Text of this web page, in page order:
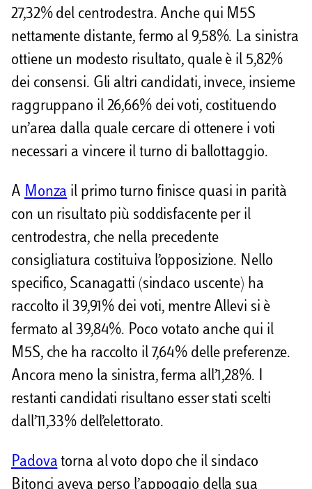
27,32% del centrodestra. Anche qui M5S
nettamente distante, fermo al 9,58%. La sinistra
ottiene un modesto risultato, quale è il 5,82%
dei consensi. Gli altri candidati, invece, insieme
raggruppano il 26,66% dei voti, costituendo
un’area dalla quale cercare di ottenere i voti
necessari a vincere il turno di ballottaggio.
A Monza il primo turno finisce quasi in parità
con un risultato più soddisfacente per il
centrodestra, che nella precedente
consigliatura costituiva l’opposizione. Nello
specifico, Scanagatti (sindaco uscente) ha
raccolto il 39,91% dei voti, mentre Allevi si è
fermato al 39,84%. Poco votato anche qui il
M5S, che ha raccolto il 7,64% delle preferenze.
Ancora meno la sinistra, ferma all’1,28%. I
restanti candidati risultano esser stati scelti
dall’11,33% dell’elettorato.
Padova torna al voto dopo che il sindaco
Bitonci aveva perso l’appoggio della sua